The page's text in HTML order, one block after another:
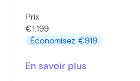
Prix
€1.199
Économisez €919
En savoir plus